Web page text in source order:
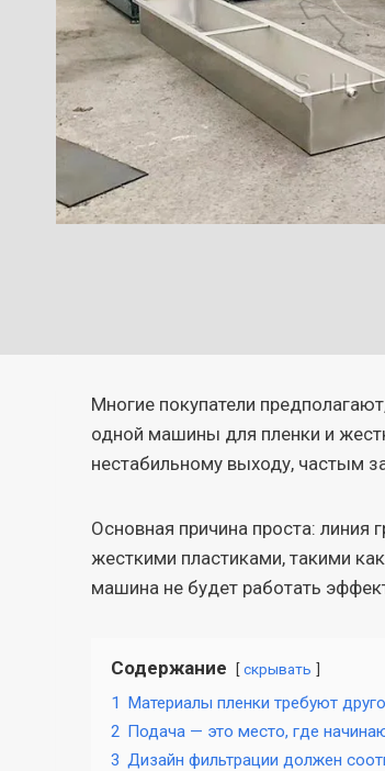
Многие покупатели
одной машины для пленки и
нестабильному выходу, частым
Основная причина проста: линия
жесткими пластиками, такими
машина не будет работать
Содержание скрывать
1 Материалы пленки требуют
2 Подача — это место, где
3 Дизайн фильтрации должен